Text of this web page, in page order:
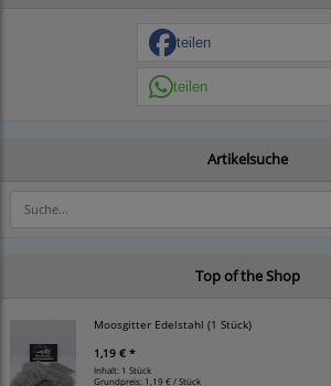
teilen
teilen
Artikelsuche
Top of the Shop
Moosgitter Edelstahl (1 Stück)
1,19 € *
Inhalt: 1 Stück
Grundpreis: 1,19 € / Stück